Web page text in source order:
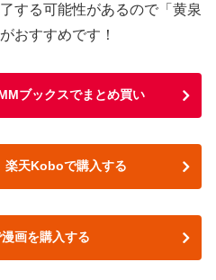
する可能性があるので「黄泉
おすすめです！
ブックスでまとめ買い
楽天Koboで購入する
画を購入する